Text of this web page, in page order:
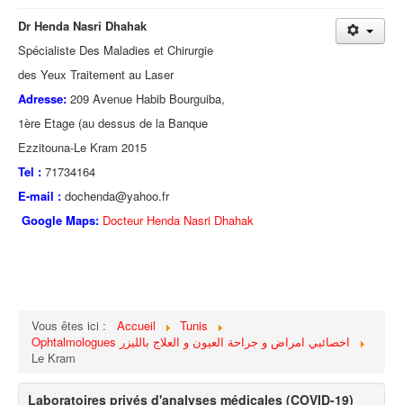
Dr Henda Nasri Dhahak
Spécialiste Des Maladies et Chirurgie
des Yeux Traitement au Laser
Adresse: 209 Avenue Habib Bourguiba,
1ère Etage (au dessus de la Banque
Ezzitouna-Le Kram 2015
Tel : 71734164
E-mail : dochenda@yahoo.fr
Google Maps: Docteur Henda Nasri Dhahak
Vous êtes ici : Accueil
Tunis
Ophtalmologues اخصائيي امراض و جراحة العيون و العلاج بالليزر
Le Kram
Laboratoires privés d'analyses médicales (COVID-19)